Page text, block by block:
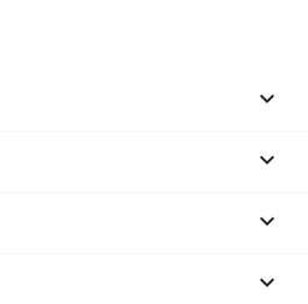



keyboard_arrow_down